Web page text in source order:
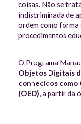
coisas. Não se
indiscriminada de
ordem como forma
procedimentos
O Programa
Objetos Digitais
conhecidos
(OED) , a partir da